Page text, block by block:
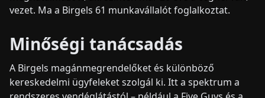
vezet. Ma a Birgels 61 munkavállalót foglalkoztat.
Minőségi tanácsadás
A Birgels magánmegrendelőket és különböző
kereskedelmi ügyfeleket szolgál ki. Itt a spektrum a